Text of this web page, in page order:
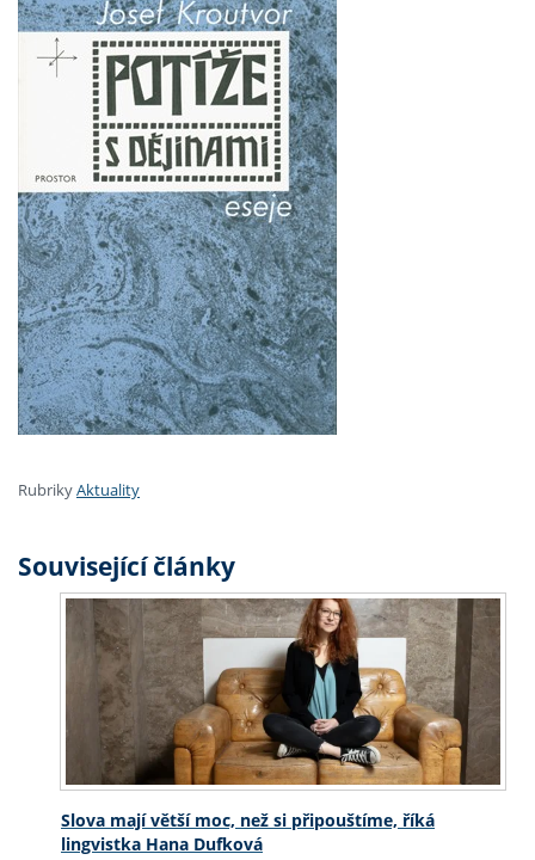
RubrikyAktuality
Související články
Slova mají větší moc, než si připouštíme, říká
lingvistka Hana Dufková